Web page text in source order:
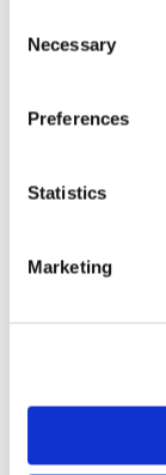
Selection
Necessary
Preferences
Statistics
Marketing
schwindelfrei sein.
96750-23